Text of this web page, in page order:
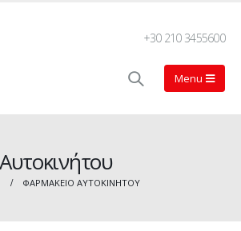
+30 210 3455600
ΦΑΡΜΑΚΕΊΟ ΑΥΤΟΚΙΝΉΤΟΥ